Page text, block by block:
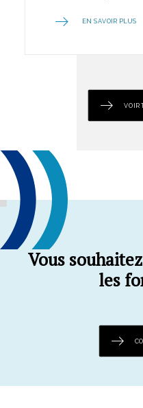
EN SAVOIR PLUS
VOIR
Vous
les